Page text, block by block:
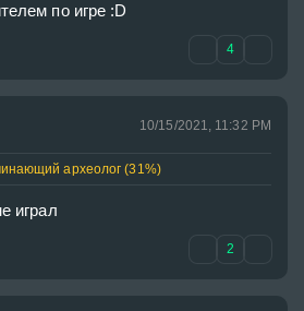
10/15/2021, 11:32 PM
археолог (31%)
играл
2
по игре :D
4